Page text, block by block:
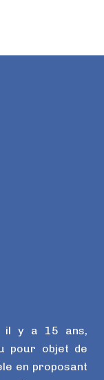
il y a 15 ans,
pour objet de
en proposant